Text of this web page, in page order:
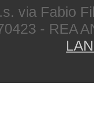
via Fabio
- REA